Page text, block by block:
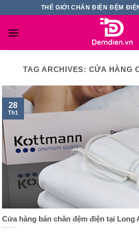
content
THẾ GIỚI CHĂN ĐIỆN ĐỆM
TAG ARCHIVES: CỬA HÀNG
Cửa hàng bán chăn đệm điện tại Long
28
Th1